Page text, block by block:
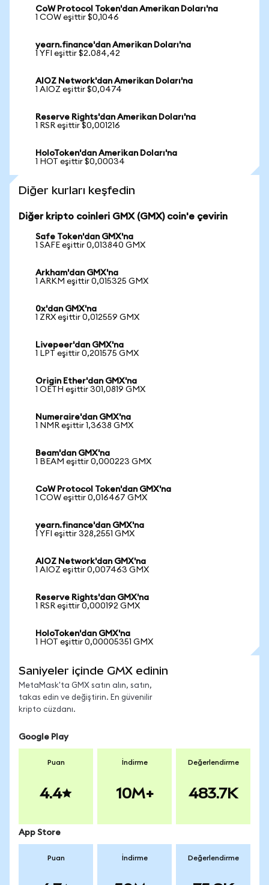
CoW Protocol Token'dan Amerikan Doları'na
1 COW eşittir $0,1046
yearn.finance'dan Amerikan Doları'na
1 YFI eşittir $2.084,42
AIOZ Network'dan Amerikan Doları'na
1 AIOZ eşittir $0,0474
Reserve Rights'dan Amerikan Doları'na
1 RSR eşittir $0,001216
HoloToken'dan Amerikan Doları'na
1 HOT eşittir $0,00034
Diğer kurları keşfedin
Diğer kripto coinleri GMX (GMX) coin'e çevirin
Safe Token'dan GMX'na
1 SAFE eşittir 0,013840 GMX
Arkham'dan GMX'na
1 ARKM eşittir 0,015325 GMX
0x'dan GMX'na
1 ZRX eşittir 0,012559 GMX
Livepeer'dan GMX'na
1 LPT eşittir 0,201575 GMX
Origin Ether'dan GMX'na
1 OETH eşittir 301,0819 GMX
Numeraire'dan GMX'na
1 NMR eşittir 1,3638 GMX
Beam'dan GMX'na
1 BEAM eşittir 0,000223 GMX
CoW Protocol Token'dan GMX'na
1 COW eşittir 0,016467 GMX
yearn.finance'dan GMX'na
1 YFI eşittir 328,2551 GMX
AIOZ Network'dan GMX'na
1 AIOZ eşittir 0,007463 GMX
Reserve Rights'dan GMX'na
1 RSR eşittir 0,000192 GMX
HoloToken'dan GMX'na
1 HOT eşittir 0,00005351 GMX
Saniyeler içinde GMX edinin
MetaMask'ta GMX satın alın, satın,
takas edin ve değiştirin. En güvenilir
kripto cüzdanı.
Google Play
Puan
4.4
İndirme
10M+
Değerlendirme
483.7K
App Store
Puan İndirme Değerlendirme